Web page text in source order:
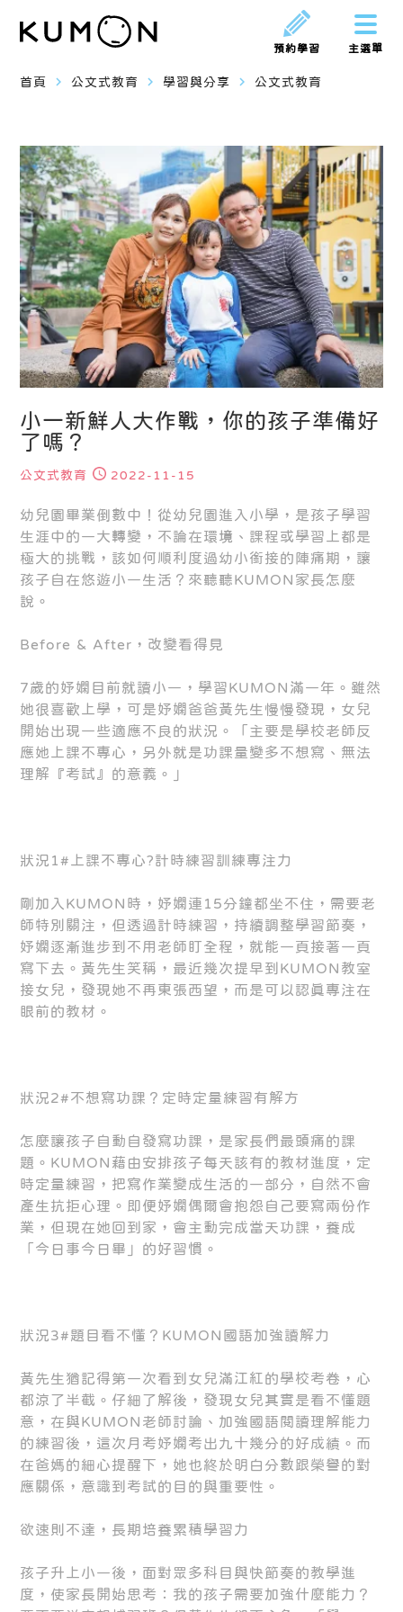
主選單
預約學習
首頁 navigate_next 公文式教育 navigate_next 學習與分享 navigate_next 公文式教育
小一新鮮人大作戰，你的孩子準備好
了嗎？
公文式教育 2022-11-15
幼兒園畢業倒數中！從幼兒園進入小學，是孩子學習
生涯中的一大轉變，不論在環境、課程或學習上都是
極大的挑戰，該如何順利度過幼小銜接的陣痛期，讓
孩子自在悠遊小一生活？來聽聽KUMON家長怎麼
說。
Before & After，改變看得見
7歲的妤嫻目前就讀小一，學習KUMON滿一年。雖然
她很喜歡上學，可是妤嫻爸爸黃先生慢慢發現，女兒
開始出現一些適應不良的狀況。「主要是學校老師反
應她上課不專心，另外就是功課量變多不想寫、無法
理解『考試』的意義。」
狀況1#上課不專心?計時練習訓練專注力
剛加入KUMON時，妤嫻連15分鐘都坐不住，需要老
師特別關注，但透過計時練習，持續調整學習節奏，
妤嫻逐漸進步到不用老師盯全程，就能一頁接著一頁
寫下去。黃先生笑稱，最近幾次提早到KUMON教室
接女兒，發現她不再東張西望，而是可以認真專注在
眼前的教材。
狀況2#不想寫功課？定時定量練習有解方
怎麼讓孩子自動自發寫功課，是家長們最頭痛的課
題。KUMON藉由安排孩子每天該有的教材進度，定
時定量練習，把寫作業變成生活的一部分，自然不會
產生抗拒心理。即便妤嫻偶爾會抱怨自己要寫兩份作
業，但現在她回到家，會主動完成當天功課，養成
「今日事今日畢」的好習慣。
狀況3#題目看不懂？KUMON國語加強讀解力
黃先生猶記得第一次看到女兒滿江紅的學校考卷，心
都涼了半截。仔細了解後，發現女兒其實是看不懂題
意，在與KUMON老師討論、加強國語閱讀理解能力
的練習後，這次月考妤嫻考出九十幾分的好成績。而
在爸媽的細心提醒下，她也終於明白分數跟榮譽的對
應關係，意識到考試的目的與重要性。
欲速則不達，長期培養累積學習力
孩子升上小一後，面對眾多科目與快節奏的教學進
度，使家長開始思考：我的孩子需要加強什麼能力？